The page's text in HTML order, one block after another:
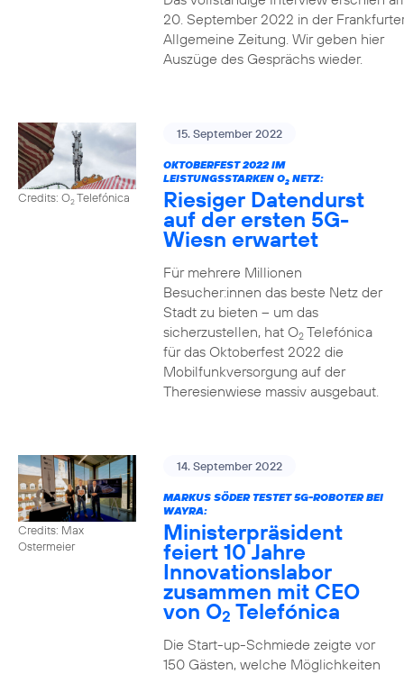
20. September 2022 in der
Allgemeine Zeitung. Wir geben hier
Auszüge des Gesprächs wieder.
Credits: O2Telefónica
15. September 2022
OKTOBERFEST 2022 IM
LEISTUNGSSTARKEN O2NETZ:
Riesiger Datendurst
auf der ersten 5G-
Wiesn erwartet
Für mehrere Millionen
Besucher:innen das beste Netz der
Stadt zu bieten – um das
sicherzustellen, hat O2Telefónica
für das Oktoberfest 2022 die
Mobilfunkversorgung auf der
Theresienwiese massiv ausgebaut.
Credits: Max
Ostermeier
14. September 2022
MARKUS SÖDER TESTET 5G-ROBOTER BEI
WAYRA:
Ministerpräsident
feiert 10 Jahre
Innovationslabor
zusammen mit CEO
von O2 Telefónica
Die Start-up-Schmiede zeigte vor
150 Gästen, welche Möglichkeiten